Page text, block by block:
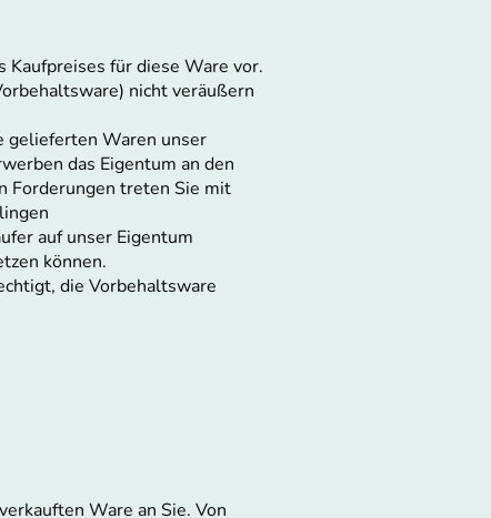
für diese Ware vor.
nicht veräußern
gelieferten Waren unser
das Eigentum an den
Forderungen treten Sie mit
auf unser Eigentum
können.
die Vorbehaltsware
Ware an Sie. Von